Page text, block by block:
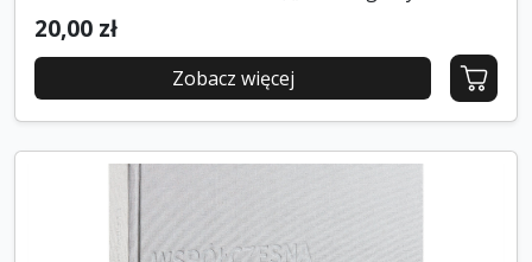
20,00 zł
Zobacz więcej